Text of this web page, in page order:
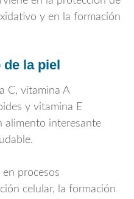
y en la formación
de la piel
C, vitamina A
y vitamina E
alimento interesante
procesos
celular, la formación